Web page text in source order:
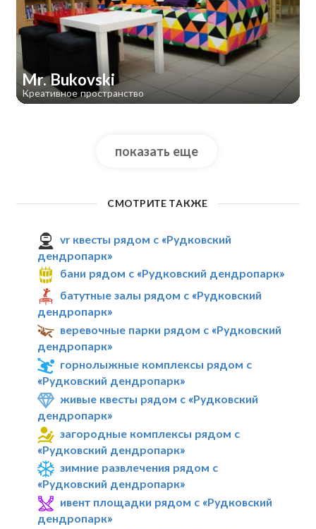
Mr. Bukovski
Креативное пространство
показать еще
СМОТРИТЕ ТАКЖЕ
vr квесты рядом с «Рудковский
дендропарк»
бани рядом с «Рудковский дендропарк»
батутные залы рядом с «Рудковский
дендропарк»
веревочные парки рядом с «Рудковский
дендропарк»
горнолыжные комплексы рядом с
«Рудковский дендропарк»
живые квесты рядом с «Рудковский
дендропарк»
загородные комплексы рядом с
«Рудковский дендропарк»
зимние развлечения рядом с
«Рудковский дендропарк»
ивент площадки рядом с «Рудковский
дендропарк»